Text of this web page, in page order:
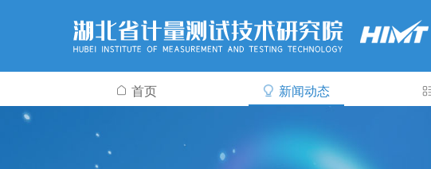
首页 新闻动态